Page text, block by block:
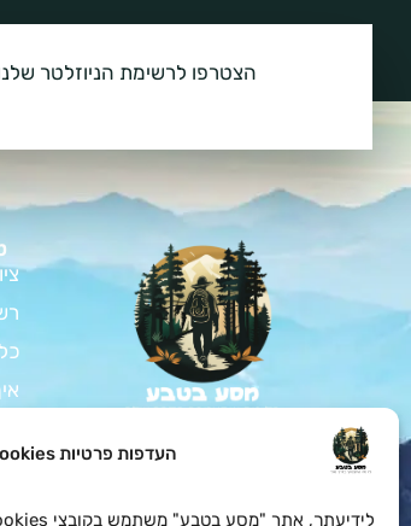
העדפות פרטיות Cookies
הצטרפו לרשימת הניוזלטר
צאו למסע בלתי נשכח
בטבע עם כל הציוד לחיילים